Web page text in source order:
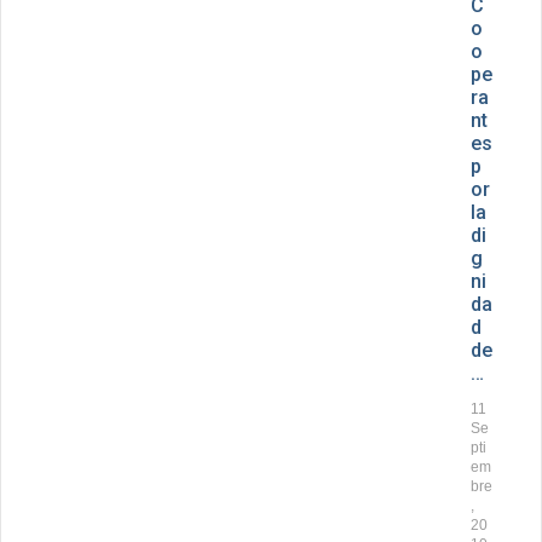
C
o
o
pe
ra
nt
es
p
or
la
di
g
ni
da
d
de
…
11
Se
pti
em
bre
20